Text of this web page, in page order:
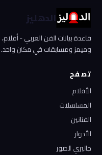
الدهليز
قاعدة بيانات الفن العربي -
وميمز ومسابقات في مكان واحد.
تصفح
الأفلام
المسلسلات
الفنانين
الأدوار
جاليري الصور